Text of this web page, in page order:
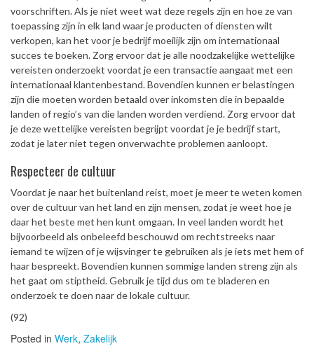
voorschriften. Als je niet weet wat deze regels zijn en hoe ze van
toepassing zijn in elk land waar je producten of diensten wilt
verkopen, kan het voor je bedrijf moeilijk zijn om internationaal
succes te boeken. Zorg ervoor dat je alle noodzakelijke wettelijke
vereisten onderzoekt voordat je een transactie aangaat met een
internationaal klantenbestand. Bovendien kunnen er belastingen
zijn die moeten worden betaald over inkomsten die in bepaalde
landen of regio’s van die landen worden verdiend. Zorg ervoor dat
je deze wettelijke vereisten begrijpt voordat je je bedrijf start,
zodat je later niet tegen onverwachte problemen aanloopt.
Respecteer de cultuur
Voordat je naar het buitenland reist, moet je meer te weten komen
over de cultuur van het land en zijn mensen, zodat je weet hoe je
daar het beste met hen kunt omgaan. In veel landen wordt het
bijvoorbeeld als onbeleefd beschouwd om rechtstreeks naar
iemand te wijzen of je wijsvinger te gebruiken als je iets met hem of
haar bespreekt. Bovendien kunnen sommige landen streng zijn als
het gaat om stiptheid. Gebruik je tijd dus om te bladeren en
onderzoek te doen naar de lokale cultuur.
(92)
Posted in Werk, Zakelijk